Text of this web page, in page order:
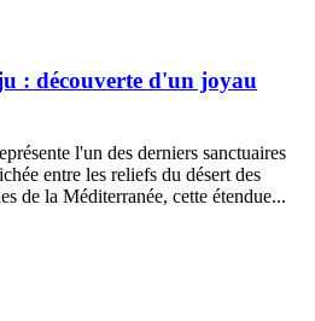
: découverte d'un joyau
l'un des derniers sanctuaires
entre les reliefs du désert des
de la Méditerranée, cette étendue...